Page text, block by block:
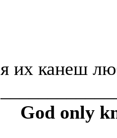
я их канеш
God only